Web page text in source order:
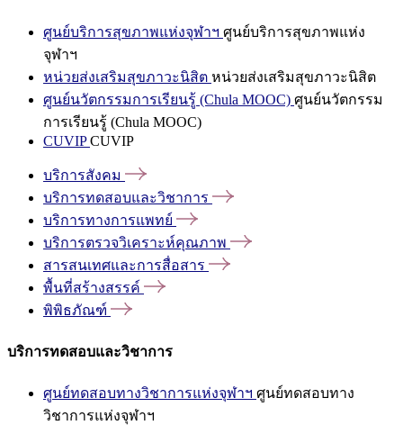
ศูนย์บริการสุขภาพแห่งจุฬาฯ ศูนย์บริการสุขภาพแห่ง
จุฬาฯ
หน่วยส่งเสริมสุขภาวะนิสิต หน่วยส่งเสริมสุขภาวะนิสิต
ศูนย์นวัตกรรมการเรียนรู้ (Chula MOOC) ศูนย์นวัตกรรม
การเรียนรู้ (Chula MOOC)
CUVIPCUVIP
บริการสังคม
บริการทดสอบและวิชาการ
บริการทางการแพทย์
บริการตรวจวิเคราะห์คุณภาพ
สารสนเทศและการสื่อสาร
พื้นที่สร้างสรรค์
พิพิธภัณฑ์
บริการทดสอบและวิชาการ
ศูนย์ทดสอบทางวิชาการแห่งจุฬาฯ ศูนย์ทดสอบทาง
วิชาการแห่งจุฬาฯ